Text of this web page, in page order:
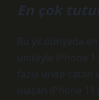
En çok
Bu yıl dünyada
üniteyle iPhone
fazla ünite satan
ulaşan iPhone